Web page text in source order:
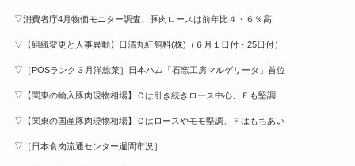
▽消費者庁4月物価モニター調査、豚肉ロースは前年比４・６％高
▽【組織変更と人事異動】日清丸紅飼料(株)（６月１日付・25日付）
▽［POSランク３月洋総菜］日本ハム「石窯工房マルゲリータ」首位
▽【関東の輸入豚肉現物相場】Ｃは引き続きロース中心、Ｆも堅調
▽【関東の国産豚肉現物相場】Ｃはロースやモモ堅調、Ｆはもちあい
▽［日本食肉流通センター週間市況］